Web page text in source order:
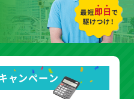
ャンペーン